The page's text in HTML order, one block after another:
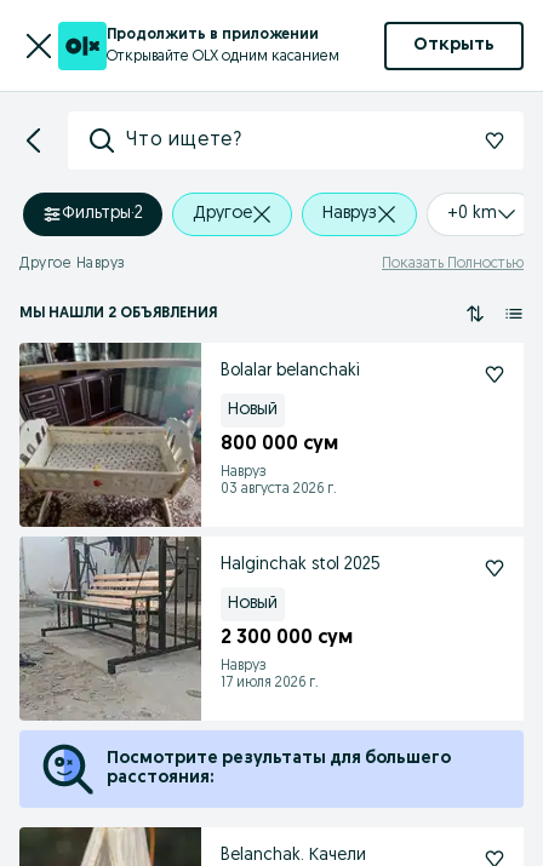
Продолжить в приложении
Открывайте OLX одним касанием
Открыть
Что ищете?
Фильтры·2 Другое Навруз +0 km
Другое Навруз Показать Полностью
МЫ НАШЛИ 2 ОБЪЯВЛЕНИЯ
Bolalar belanchaki
Новый
800 000 сум
Навруз
03 августа 2026 г.
Halginchak stol 2025
Новый
2 300 000 сум
Навруз
17 июля 2026 г.
Посмотрите результаты для большего
расстояния:
Belanchak. Качели